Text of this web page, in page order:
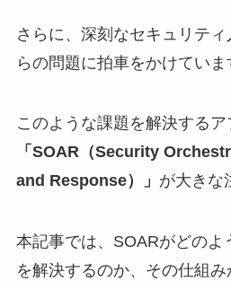
さらに、深刻なセキュリテ
らの問題に拍車をかけていま
このような課題を解決するア
「SOAR（Security
and Response）」 が大きな
本記事では、SOARがどのよ
を解決するのか、その仕組